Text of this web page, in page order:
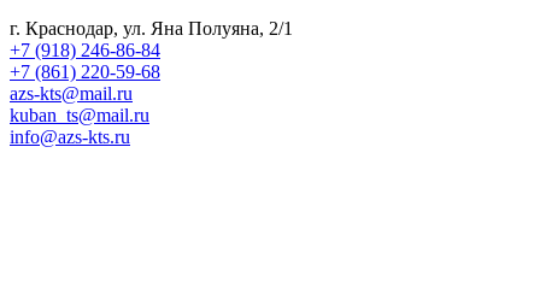
г. Краснодар, ул. Яна Полуяна, 2/1
+7 (918) 246-86-84
+7 (861) 220-59-68
azs-kts@mail.ru
kuban_ts@mail.ru
info@azs-kts.ru